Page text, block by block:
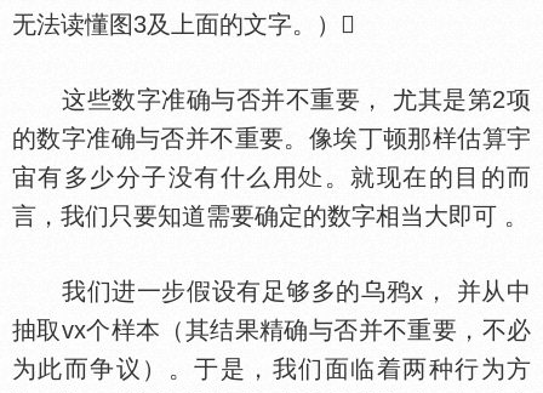
无法读懂图3及上面的文字。）
这些数字准确与否并不重要， 尤其是第2项
的数字准确与否并不重要。像埃丁顿那样估算宇
宙有多少分子没有什么用
。就现在的目的而
言，我们只要知道需要确定的数字相当大即可 。
我们进一步假设有足够多的乌鸦x， 并从中
抽取vx个样本（其结果精确与否并不重要，不必
为此而争议）。于是，我们面临着两种行为方